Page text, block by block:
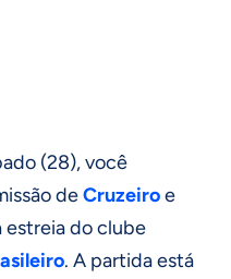
(28), você
deCruzeiroe
estreia do clube
. A partida está